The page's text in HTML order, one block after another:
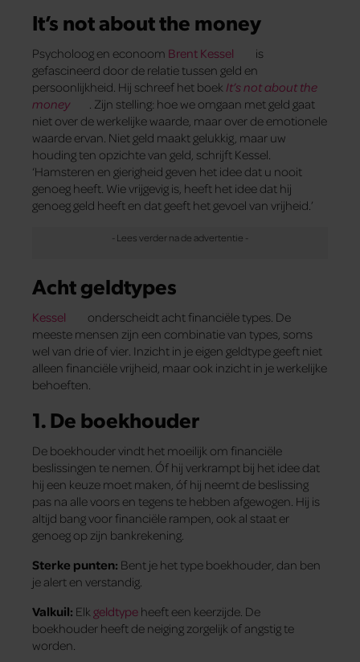
It’s not about the money
Psycholoog en econoom Brent Kessel
is
gefascineerd door de relatie tussen geld en
persoonlijkheid. Hij schreef het boek It’s not about the
money
. Zijn stelling: hoe we omgaan met geld gaat
niet over de werkelijke waarde, maar over de emotionele
waarde ervan. Niet geld maakt gelukkig, maar uw
houding ten opzichte van geld, schrijft Kessel.
‘Hamsteren en gierigheid geven het idee dat u nooit
genoeg heeft. Wie vrijgevig is, heeft het idee dat hij
genoeg geld heeft en dat geeft het gevoel van vrijheid.’
Acht geldtypes
Kessel
onderscheidt acht financiële types. De
meeste mensen zijn een combinatie van types, soms
wel van drie of vier. Inzicht in je eigen geldtype geeft niet
alleen financiële vrijheid, maar ook inzicht in je werkelijke
behoeften.
1. De boekhouder
De boekhouder vindt het moeilijk om financiële
beslissingen te nemen. Óf hij verkrampt bij het idee dat
hij een keuze moet maken, óf hij neemt de beslissing
pas na alle voors en tegens te hebben afgewogen. Hij is
altijd bang voor financiële rampen, ook al staat er
genoeg op zijn bankrekening.
Sterke punten: Bent je het type boekhouder, dan ben
je alert en verstandig.
Valkuil: Elk geldtype heeft een keerzijde. De
boekhouder heeft de neiging zorgelijk of angstig te
worden.